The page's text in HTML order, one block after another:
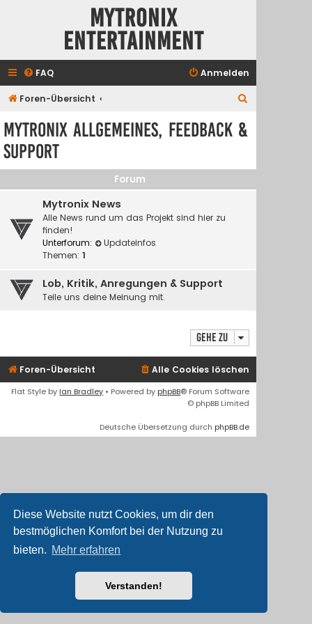
Diese Website nutzt Cookies, um dir den
bestmöglichen Komfort bei der Nutzung zu
bieten. Mehr erfahren
Verstanden!
Mytronix
Entertainment
FAQ Anmelden
Foren-Übersicht
e
Mytronix Allgemeines, Feedback &
Support
Forum
Mytronix News
Alle News rund um das Projekt sind hier zu
finden!
Unterforum:
Updateinfos
Themen: 1
Lob, Kritik, Anregungen & Support
Teile uns deine Meinung mit.
Gehe zu
Foren-Übersicht Alle Cookies löschen
Flat Style by Ian Bradley • Powered by phpBB® Forum Software
© phpBB Limited
Deutsche Übersetzung durch phpBB.de